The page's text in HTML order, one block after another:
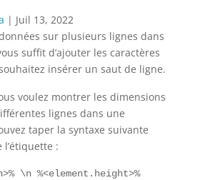
| Juil 13, 2022
sur plusieurs lignes dans
suffit d’ajouter les caractères
insérer un saut de ligne.
voulez montrer les dimensions
lignes dans une
taper la syntaxe suivante
:
\n %<element.height>%